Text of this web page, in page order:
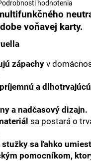
hodnotenia
voňavej karty.
zápachy v
a
a nadčasový dizajn.
sa postará o
stužky sa ľahko
pomocníkom,